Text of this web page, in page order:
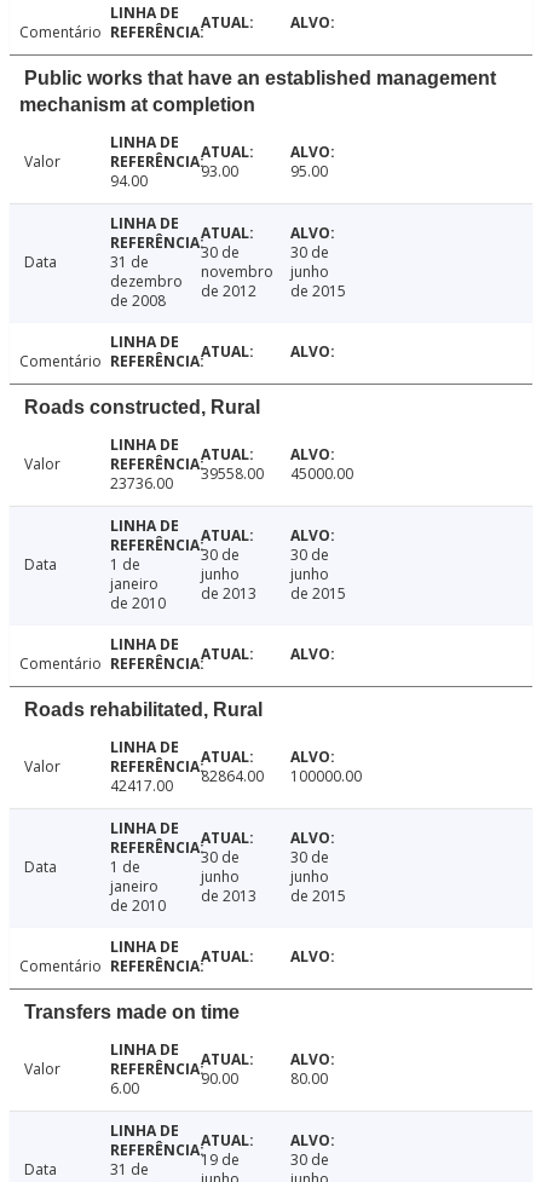
Comentário
Public works that have an established management
mechanism at completion
Valor
94.00
93.00 95.00
Data
31 de
dezembro
de 2008
30 de
novembro
de 2012
30 de
junho
de 2015
Comentário
Roads constructed, Rural
Valor
23736.00
39558.00 45000.00
Data
1 de
janeiro
de 2010
30 de
junho
de 2013
30 de
junho
de 2015
Comentário
Roads rehabilitated, Rural
Valor
42417.00
82864.00 100000.00
Data
1 de
janeiro
de 2010
30 de
junho
de 2013
30 de
junho
de 2015
Comentário
Transfers made on time
Valor
6.00
90.00 80.00
Data
31 de
19 de
30 de